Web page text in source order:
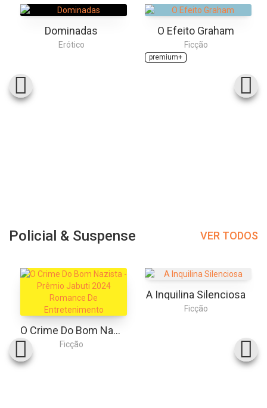
Dominadas
Erótico
O Efeito Graham
Ficção
premium+
Policial & Suspense VER TODOS
O Crime Do Bom Nazista - Prêmio Jabuti 2024 Romance De Entretenimento
Ficção
A Inquilina Silenciosa
Ficção